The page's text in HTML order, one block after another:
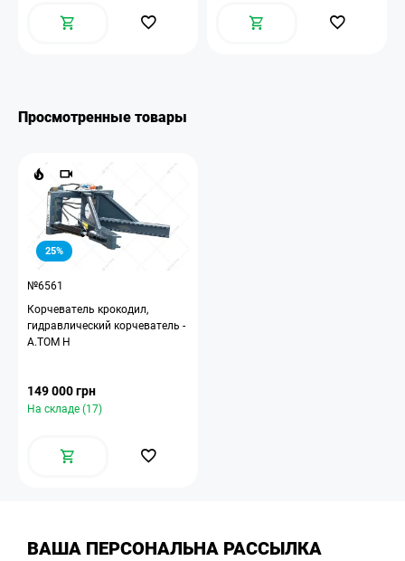
Просмотренные товары
25%
№6561
Корчеватель крокодил,
гидравлический корчеватель -
A.TOM H
149 000 грн
На складе (17)
ВАША ПЕРСОНАЛЬНА РАССЫЛКА